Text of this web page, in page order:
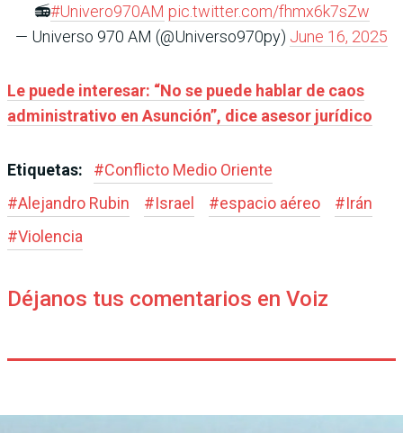
📻#Univero970AM pic.twitter.com/fhmx6k7sZw
— Universo 970 AM (@Universo970py) June 16, 2025
Le puede interesar: “No se puede hablar de caos
administrativo en Asunción”, dice asesor jurídico
Etiquetas: #Conflicto Medio Oriente
#Alejandro Rubin #Israel #espacio aéreo #Irán
#Violencia
Déjanos tus comentarios en Voiz